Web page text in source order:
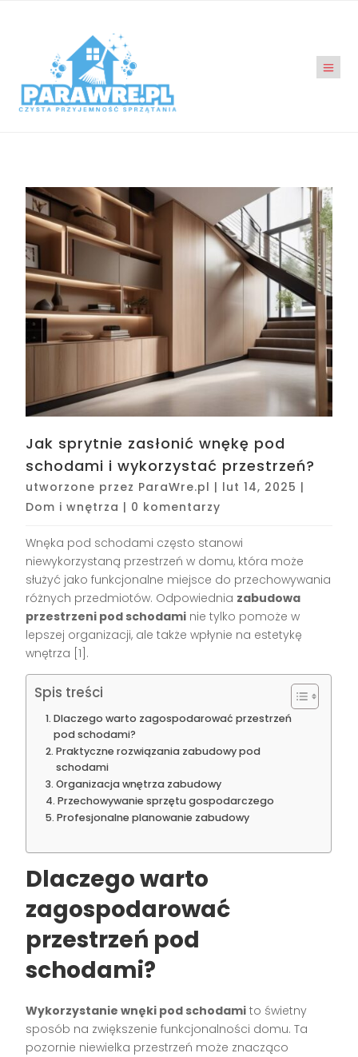
Jak sprytnie zasłonić wnękę pod
schodami i wykorzystać przestrzeń?
utworzone przez ParaWre.pl | lut 14, 2025 |
Dom i wnętrza | 0 komentarzy
Wnęka pod schodami często stanowi
niewykorzystaną przestrzeń w domu, która może
służyć jako funkcjonalne miejsce do przechowywania
różnych przedmiotów. Odpowiednia zabudowa
przestrzeni pod schodami nie tylko pomoże w
lepszej organizacji, ale także wpłynie na estetykę
wnętrza [1].
Spis treści
Dlaczego warto zagospodarować przestrzeń
pod schodami?
Praktyczne rozwiązania zabudowy pod
schodami
Organizacja wnętrza zabudowy
Przechowywanie sprzętu gospodarczego
Profesjonalne planowanie zabudowy
Dlaczego warto
zagospodarować
przestrzeń pod
schodami?
Wykorzystanie wnęki pod schodami to świetny
sposób na zwiększenie funkcjonalności domu. Ta
pozornie niewielka przestrzeń może znacząco